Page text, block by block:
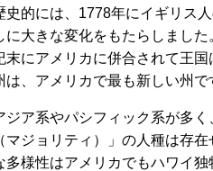
史的には、1778年にイギリス
に大きな変化をもたらしまし
末にアメリカに併合されて王
は、アメリカで最も新しい州で
ジア系やパシフィック系が多
（マジョリティ）」の人種は存
多様性はアメリカでもハワイ